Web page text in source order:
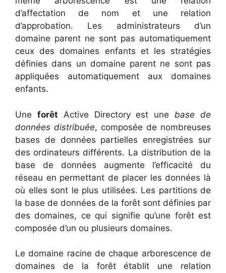
d’affectation de nom et une relation
d’approbation. Les administrateurs d’un
domaine parent ne sont pas automatiquement
ceux des domaines enfants et les stratégies
définies dans un domaine parent ne sont pas
appliquées automatiquement aux domaines
enfants.
Une forêt Active Directory est une base de
données distribuée, composée de nombreuses
bases de données partielles enregistrées sur
des ordinateurs différents. La distribution de la
base de données augmente l’efficacité du
réseau en permettant de placer les données là
où elles sont le plus utilisées. Les partitions de
la base de données de la forêt sont définies par
des domaines, ce qui signifie qu’une forêt est
composée d’un ou plusieurs domaines.
Le domaine racine de chaque arborescence de
domaines de la forêt établit une relation